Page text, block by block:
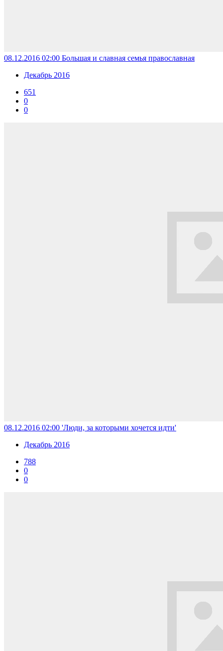
08.12.2016 02:00 Большая и славная семья православная
Декабрь 2016
651
0
0
08.12.2016 02:00 'Люди, за которыми хочется идти'
Декабрь 2016
788
0
0